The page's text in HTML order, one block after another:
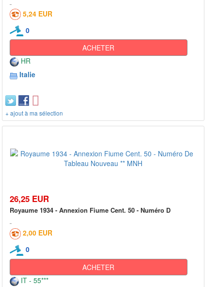
5,24 EUR
0
ACHETER
HR
Italie
+ ajout à ma sélection
26,25 EUR
Royaume 1934 - Annexion Fiume Cent. 50 - Numéro D
2,00 EUR
0
ACHETER
IT - 55***